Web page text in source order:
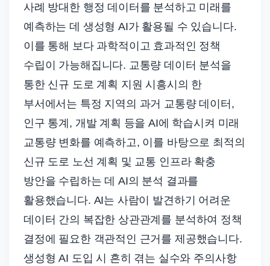
사례 방대한 행정 데이터를 분석하고 미래를
예측하는 데 생성형 AI가 활용될 수 있습니다.
이를 통해 보다 과학적이고 효과적인 정책
수립이 가능해집니다. 교통량 데이터 분석을
통한 신규 도로 계획 지원 시흥시의 한
부서에서는 특정 지역의 과거 교통량 데이터,
인구 통계, 개발 계획 등을 AI에 학습시켜 미래
교통량 변화를 예측하고, 이를 바탕으로 최적의
신규 도로 노선 계획 및 교통 인프라 확충
방안을 수립하는 데 AI의 분석 결과를
활용했습니다. AI는 사람이 발견하기 어려운
데이터 간의 복잡한 상관관계를 분석하여 정책
결정에 필요한 객관적인 근거를 제공했습니다.
생성형 AI 도입 시 흔히 겪는 실수와 주의사항